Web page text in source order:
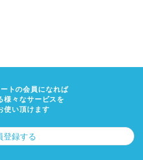
トの会員になれば
様々なサービスを
使い頂けます
登録する